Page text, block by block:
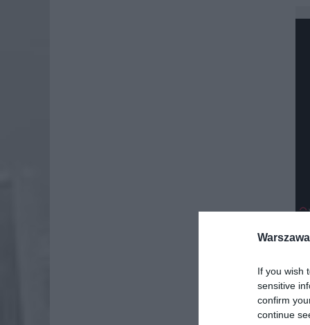
If you wish
sensitive
confirm
continue